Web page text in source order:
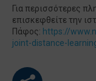
Για περισσότερες
επισκεφθείτε την
Πάφος: https://
joint-distance-